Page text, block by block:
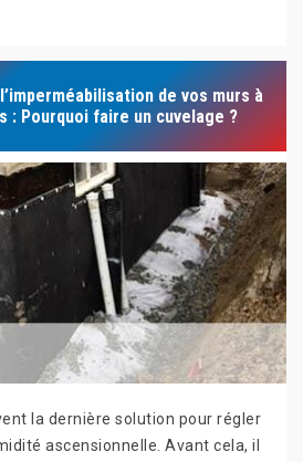
de vos murs à
: Pourquoi faire un cuvelage ?
la dernière solution pour régler
ascensionnelle. Avant cela, il